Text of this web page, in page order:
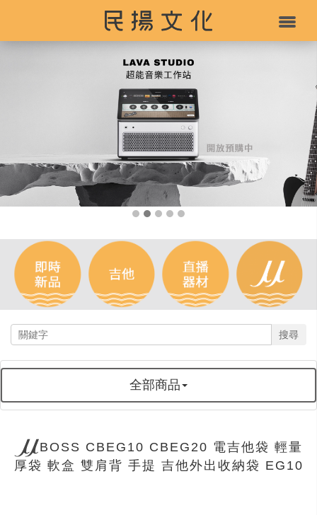
搜尋
全部商品
BOSS CBEG10 CBEG20 電吉他袋 輕量
厚袋 軟盒 雙肩背 手提 吉他外出收納袋 EG10